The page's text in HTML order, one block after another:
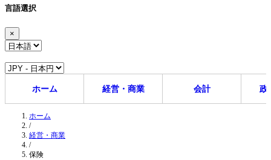
言語選択
×
ホーム 経営・商業 会計 政
ホーム
/
経営・商業
/
保険